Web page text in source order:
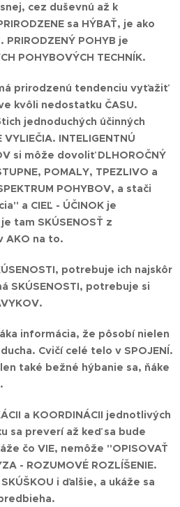
cez duševnú až k
sa HÝBAŤ, je ako
POHYB je
POHYBOVÝCH TECHNÍK.
prirodzenú tendenciu vyťažiť
kvôli nedostatku ČASU.
jednoduchých účinných
INTELIGENTNÚ
si môže dovoliť DLHOROČNÝ
POMALY, TPEZLIVO a
POHYBOV, a stači
a CIEĽ - ÚČINOK je
tam SKÚSENOSŤ z
AKO na to.
potrebuje ich najskôr
SKÚSENOSTI, potrebuje si
informácia, že pôsobí nielen
Cvičí celé telo v SPOJENÍ.
také bežné hýbanie sa, ňáke
a KOORDINÁCII jednotlivých
sa preverí až keď sa bude
čo VIE, nemôže "OPISOVAŤ
- ROZUMOVÉ ROZLÍŠENIE.
i ďalšie, a ukáže sa